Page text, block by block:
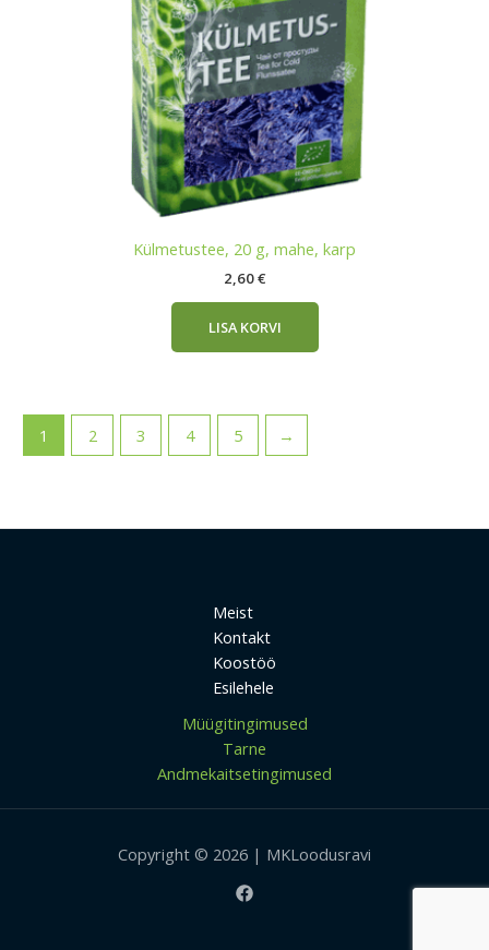
Külmetustee, 20 g, mahe, karp
2,60€
LISA KORVI
1 2 3 4 5 →
Meist
Kontakt
Koostöö
Esilehele
Müügitingimused
Tarne
Andmekaitsetingimused
Copyright © 2026 | MKLoodusravi